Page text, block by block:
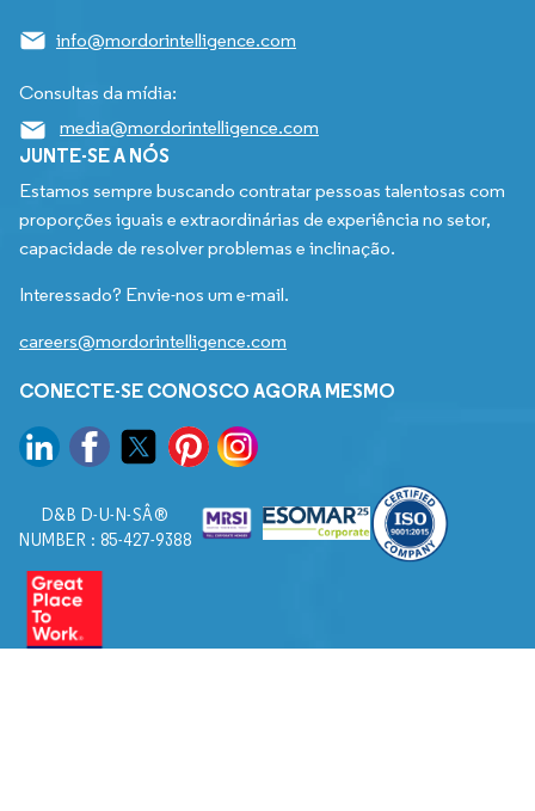
info@mordorintelligence.com
Consultas da mídia:
media@mordorintelligence.com
JUNTE-SE A NÓS
Estamos sempre buscando contratar pessoas talentosas com
proporções iguais e extraordinárias de experiência no setor,
capacidade de resolver problemas e inclinação.
Interessado? Envie-nos um e-mail.
careers@mordorintelligence.com
CONECTE-SE CONOSCO AGORA MESMO
D&B D-U-N-SÂ®
NUMBER : 85-427-9388